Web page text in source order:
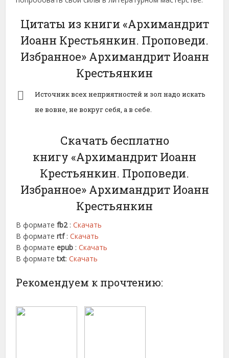
Цитаты из книги «Архимандрит
Иоанн Крестьянкин. Проповеди.
Избранное» Архимандрит Иоанн
Крестьянкин
Источник всех неприятностей и зол надо искать
не вовне, не вокруг себя, а в себе.
Скачать бесплатно
книгу «Архимандрит Иоанн
Крестьянкин. Проповеди.
Избранное» Архимандрит Иоанн
Крестьянкин
В форматеfb2:Скачать
В форматеrtf :Скачать
В форматеepub :Скачать
В форматеtxt:Скачать
Рекомендуем к прочтению: